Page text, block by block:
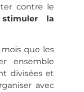
contre le
la
que les
ensemble
divisées et
avec